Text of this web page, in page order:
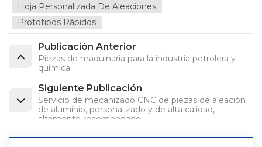
Hoja Personalizada De Aleaciones
Prototipos Rápidos
Publicación Anterior
Piezas de maquinaria para la industria petrolera y
química
Siguiente Publicación
Servicio de mecanizado CNC de piezas de aleación
de aluminio, personalizado y de alta calidad,
altamente recomendado.